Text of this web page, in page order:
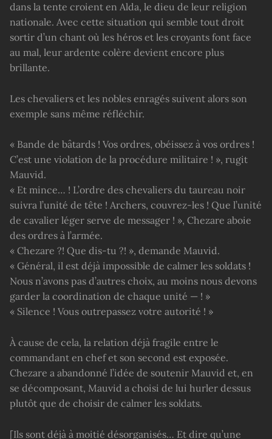
dans la tente croient en Alda, le dieu de leur religion
nationale. Avec cette situation qui semble tout droit
sortir d’un chant où les héros et les croyants font face
au mal, leur ardente colère devient encore plus
brillante.
Les chevaliers et les nobles enragés suivent alors son
exemple sans même réfléchir.
« Bande de bâtards ! Vos ordres, obéissez à vos ordres !
C’est une violation de la procédure militaire ! », rugit
Mauvid.
« Et mince… ! L’ordre des chevaliers du taureau noir
suivra l’unité de tête ! Archers, couvrez-les ! Que l’unité
de cavalier léger serve de messager ! », Chezare aboie
des ordres à l’armée.
« Chezare ?! Que dis-tu ?! », demande Mauvid.
« Général, il est déjà impossible de calmer les soldats !
Nous n’avons pas d’autres choix, au moins nous devons
garder la coordination de chaque unité — ! »
« Silence ! Vous outrepassez votre autorité ! »
À cause de cela, la relation déjà fragile entre le
commandant en chef et son second est exposée.
Chezare a abandonné l’idée de soutenir Mauvid et, en
se décomposant, Mauvid a choisi de lui hurler dessus
plutôt que de choisir de calmer les soldats.
[Ils sont déjà à moitié désorganisés… Et dire qu’une